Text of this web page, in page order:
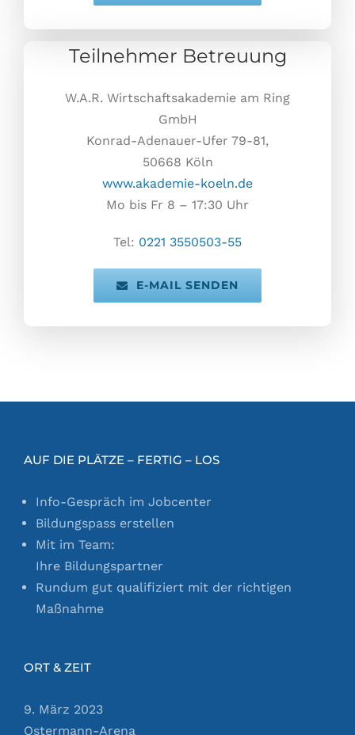
Teilnehmer Betreuung
W.A.R. Wirtschaftsakademie am Ring
GmbH
Konrad-Adenauer-Ufer 79-81,
50668 Köln
www.akademie-koeln.de
Mo bis Fr 8 – 17:30 Uhr
Tel: 0221 3550503-55
E-MAIL SENDEN
AUF DIE PLÄTZE – FERTIG – LOS
Info-Gespräch im Jobcenter
Bildungspass erstellen
Mit im Team:
Ihre Bildungspartner
Rundum gut qualifiziert mit der richtigen
Maßnahme
ORT & ZEIT
9. März 2023
Ostermann-Arena